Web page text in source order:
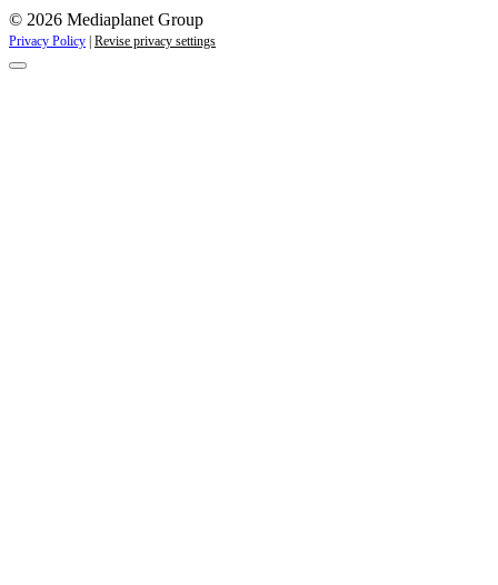
© 2026 Mediaplanet Group
Privacy Policy Revise privacy settings